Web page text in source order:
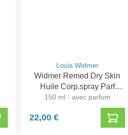
Louis Widmer
Widmer Remed Dry Skin
Huile Corp.spray Parf
150ml
150 ml - avec parfum
22,00 €